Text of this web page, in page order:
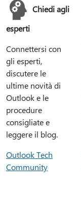
Chiedi agli
esperti
Connettersi con
gli esperti,
discutere le
ultime novità di
Outlook e le
procedure
consigliate e
leggere il blog.
Outlook Tech
Community